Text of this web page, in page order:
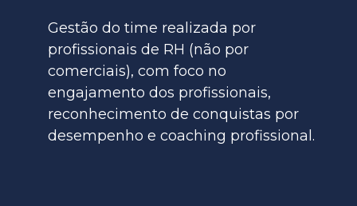
Gestão do time realizada por
profissionais de RH (não por
comerciais), com foco no
engajamento dos profissionais,
reconhecimento de conquistas por
desempenho e coaching profissional.